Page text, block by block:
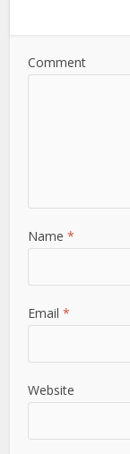
Comment
Name*
Email*
Website